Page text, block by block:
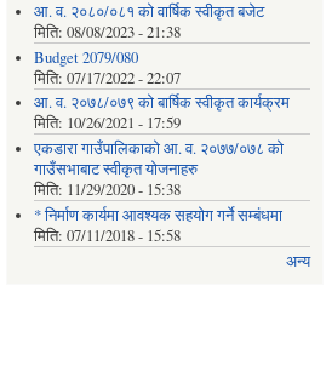
आ. व. २०८०/०८१ को वार्षिक स्वीकृत बजेट
मिति:08/08/2023 - 21:38
Budget 2079/080
मिति:07/17/2022 - 22:07
आ. व. २०७८/०७९ को बार्षिक स्वीकृत कार्यक्रम
मिति: 10/26/2021 - 17:59
एकडारा गाउँपालिकाको आ. व. २०७७/०७८ को
गाउँसभाबाट स्वीकृत योजनाहरु
मिति: 11/29/2020 - 15:38
* निर्माण कार्यमा आवश्यक सहयोग गर्ने सम्बंधमा
मिति:07/11/2018 - 15:58
अन्य